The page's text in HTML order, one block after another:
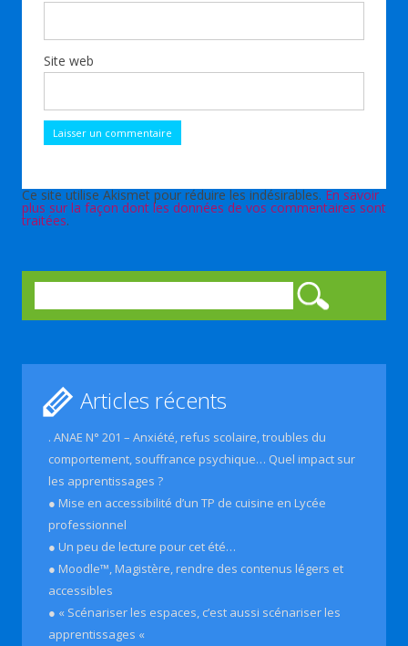
Site web
Ce site utilise Akismet pour réduire les indésirables.En savoir
plus sur la façon dont les données de vos commentaires sont
traitées.
Articles récents
. ANAE N° 201 – Anxiété, refus scolaire, troubles du
comportement, souffrance psychique… Quel impact sur
les apprentissages ?
● Mise en accessibilité d’un TP de cuisine en Lycée
professionnel
● Un peu de lecture pour cet été…
● Moodle™, Magistère, rendre des contenus légers et
accessibles
● « Scénariser les espaces, c’est aussi scénariser les
apprentissages «